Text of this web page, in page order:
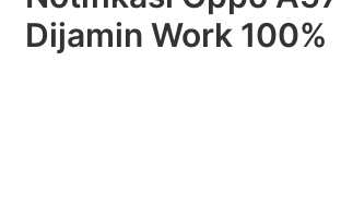
Dijamin Work 100%